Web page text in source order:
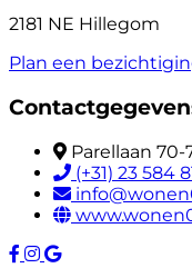
2181 NE Hillegom
Plan een
Parellaan 70-
(+31) 23 584